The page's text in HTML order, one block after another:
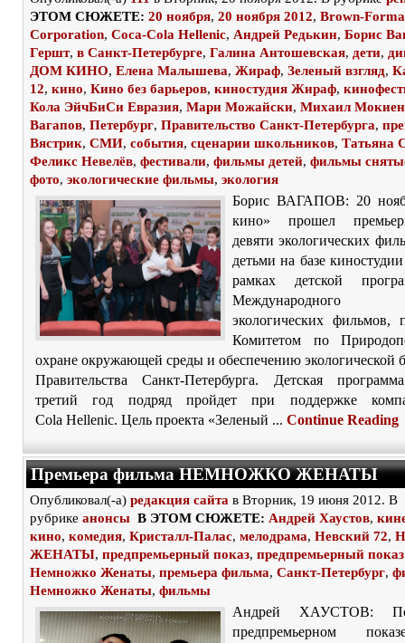
ЭТОМ СЮЖЕТЕ: 20 ноября, 20 ноября 2012, Brown-
Corporation, Coca-Cola Hellenic, Андрей Редькин, Борис
Гершт, в Санкт-Петербурге, Галина Антошевская, дети,
ДОМ КИНО, Елена Малышева, Жираф, Зеленый взгляд,
12, кино, Кино без барьеров, киностудия Жираф,
Кола ЭйчБиСи Евразия, Мари Можайски, Михаил
Вагапов, Петербург, Правительство Санкт-Петербурга,
Вястрик, СМИ, события, сценарии школьников, Татьяна
Феликс Невелёв, фестивали, фильмы детей, фильмы
фото, экологические фильмы, экология
Борис ВАГАПОВ: 20
кино» прошел
девяти экологических
детьми на базе
рамках детской
Международного
экологических фильмов,
Комитетом по
охране окружающей среды и обеспечению экологической
Правительства Санкт-Петербурга. Детская
третий год подряд пройдет при поддержке
Cola Hellenic. Цель проекта «Зеленый ... Continue Reading
Премьера фильма НЕМНОЖКО ЖЕНАТЫ
Опубликовал(-а) редакция сайта в Вторник, 19 июня 2012. В
рубрике анонсы В ЭТОМ СЮЖЕТЕ: Андрей Хаустов,
кино, комедия, Кристалл-Палас, мелодрама, Невский 72,
ЖЕНАТЫ, предпремьерный показ, предпремьерный
Немножко Женаты, премьера фильма, Санкт-Петербург,
Немножко Женаты, фильмы
Андрей ХАУСТОВ:
предпремьерном